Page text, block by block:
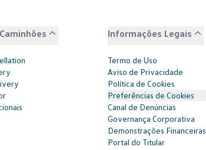
Informações Legais
Termo de Uso
Aviso de Privacidade
Política de Cookies
Preferências de Cookies
Canal de Denúncias
Governança Corporativa
Demonstrações Financeiras
Portal do Titular